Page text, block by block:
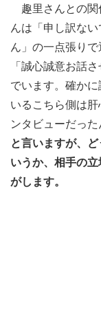
趣里さんとの関
んは「申し訳な
ん」の一点張り
「誠心誠意お話
でいます。確か
いるこちら側は
ンタビューだった
と言いますが、
いうか、相手の
がします。